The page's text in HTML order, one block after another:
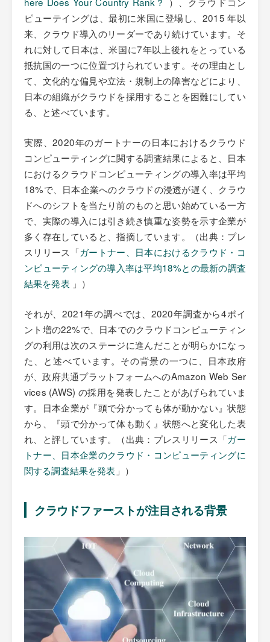
ピューテイングは、最初に米国に登場し、2015 年以
来、クラウド導入のリーダーであり続けています。そ
れに対して日本は、米国に7年以上後れをとっている
抵抗国の一つに位置づけられています。その理由とし
て、文化的な偏見や立法・規制上の障害などにより、
日本の組織がクラウドを採用することを困難にしてい
る、と述べています。
実際、2020年のガートナーの日本におけるクラウド
コンピューティングに関する調査結果によると、日本
におけるクラウドコンピューティングの導入率は平均
18%で、日本企業へのクラウドの浸透が遅く、クラウ
ドへのシフトを当たり前のものと思い始めている一方
で、実際の導入には引き続き慎重な姿勢を示す企業が
多く存在していると、指摘しています。（出典：プレ
スリリース「ガートナー、日本におけるクラウド・コ
ンピューティングの導入率は平均18%との最新の調査
結果を発表」）
それが、2021年の調べでは、2020年調査から4ポイ
ント増の22%で、日本でのクラウドコンピューティン
グの利用は次のステージに進んだことが明らかになっ
た、と述べています。その背景の一つに、日本政府
が、政府共通プラットフォームへのAmazon Web Ser
vices (AWS) の採用を発表したことがあげられていま
す。日本企業が『頭で分かっても体が動かない』状態
から、『頭で分かって体も動く』状態へと変化した表
れ、と評しています。（出典：プレスリリース「ガー
トナー、日本企業のクラウド・コンピューティングに
関する調査結果を発表 」）
クラウドファーストが注目される背景